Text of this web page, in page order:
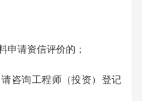
申请资信评价的；
咨询工程师（投资）登记